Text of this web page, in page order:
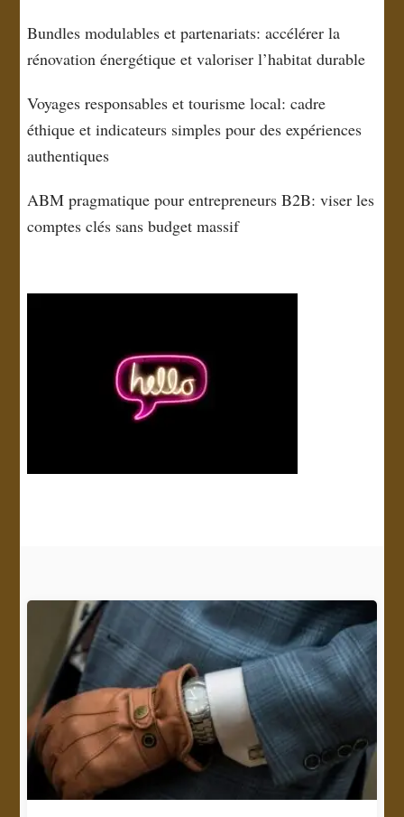
Bundles modulables et partenariats: accélérer la
rénovation énergétique et valoriser l’habitat durable
Voyages responsables et tourisme local: cadre
éthique et indicateurs simples pour des expériences
authentiques
ABM pragmatique pour entrepreneurs B2B: viser les
comptes clés sans budget massif